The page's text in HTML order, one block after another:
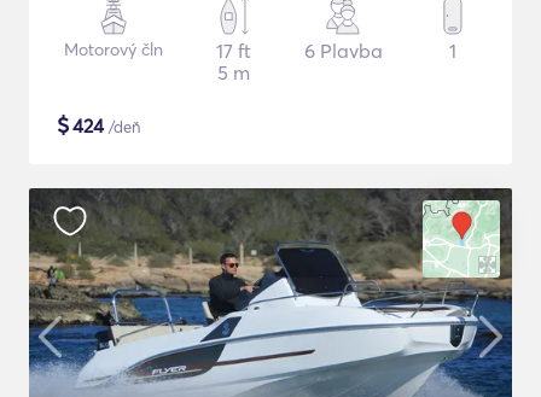
Motorový čln
17 ft
5 m
6 Plavba 1
$424/deň